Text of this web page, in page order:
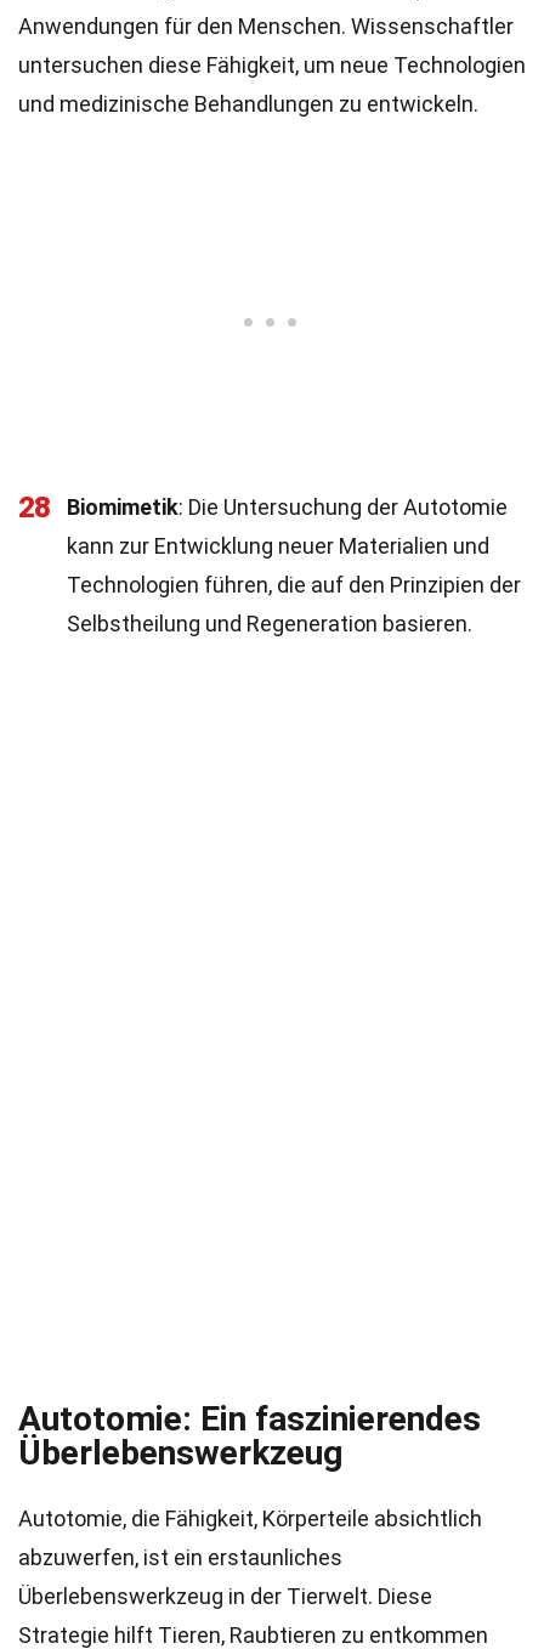
Anwendungen für den Menschen. Wissenschaftler
untersuchen diese Fähigkeit, um neue Technologien
und medizinische Behandlungen zu entwickeln.
28 Biomimetik: Die Untersuchung der Autotomie
kann zur Entwicklung neuer Materialien und
Technologien führen, die auf den Prinzipien der
Selbstheilung und Regeneration basieren.
Autotomie: Ein faszinierendes
Überlebenswerkzeug
Autotomie, die Fähigkeit, Körperteile absichtlich
abzuwerfen, ist ein erstaunliches
Überlebenswerkzeug in der Tierwelt. Diese
Strategie hilft Tieren, Raubtieren zu entkommen